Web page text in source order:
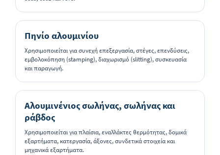
Πηνίο αλουμινίου
Χρησιμοποιείται για συνεχή επεξεργασία, στέγες, επενδύσεις,
εμβολοκόπηση (stamping), διαχωρισμό (slitting), συσκευασία
και παραγωγή.
Αλουμινένιος σωλήνας, σωλήνας και
ράβδος
Χρησιμοποιείται για πλαίσια, εναλλάκτες θερμότητας, δομικά
εξαρτήματα, κατεργασία, άξονες, συνδετικά στοιχεία και
μηχανικά εξαρτήματα.